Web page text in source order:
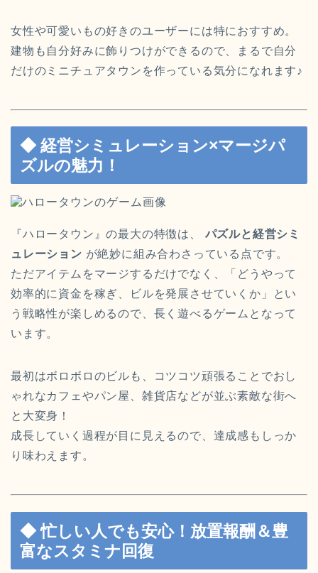
女性や可愛いもの好きのユーザーには特におすすめ。
建物も自分好みに飾りつけができるので、まるで自分
だけのミニチュアタウンを作っている気分になれます♪
◆ 経営シミュレーション×マージパ
ズルの魅力！
『ハロータウン』の最大の特徴は、 パズルと経営シミ
ュレーション が絶妙に組み合わさっている点です。
ただアイテムをマージするだけでなく、「どうやって
効率的に資金を稼ぎ、ビルを発展させていくか」とい
う戦略性が楽しめるので、長く遊べるゲームとなって
います。
最初はボロボロのビルも、コツコツ頑張ることでおし
ゃれなカフェやパン屋、雑貨店などが並ぶ素敵な街へ
と大変身！
成長していく過程が目に見えるので、達成感もしっか
り味わえます。
◆ 忙しい人でも安心！放置報酬＆豊
富なスタミナ回復